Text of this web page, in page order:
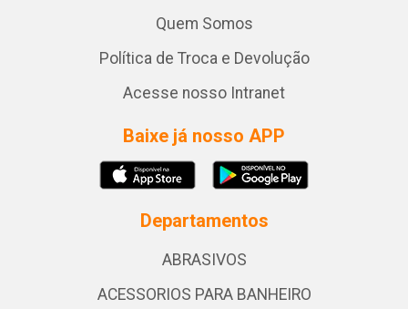
Quem Somos
Política de Troca e Devolução
Acesse nosso Intranet
Baixe já nosso APP
Departamentos
ABRASIVOS
ACESSORIOS PARA BANHEIRO